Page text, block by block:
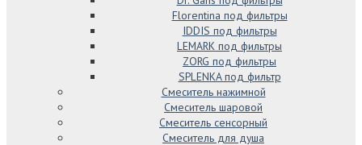
Florentina под фильтры
IDDIS под фильтры
LEMARK под фильтры
ZORG под фильтры
SPLENKA под фильтр
Смеситель нажимной
Смеситель шаровой
Смеситель сенсорный
Смеситель для душа